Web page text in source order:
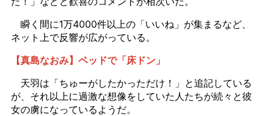
瞬く間に1万4000件以上の「いいね」が集まるなど、
ネット上で反響が広がっている。
【真島なおみ】ベッドで「床ドン」
天羽は「ちゅーがしたかっただけ！」と追記している
が、それ以上に過激な想像をしていた人たちが続々と彼
女の虜になっているようだ。